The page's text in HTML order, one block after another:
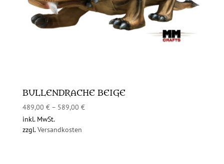
BULLENDRACHE BEIGE
489,00 €– 589,00 €
inkl. MwSt.
zzgl.Versandkosten